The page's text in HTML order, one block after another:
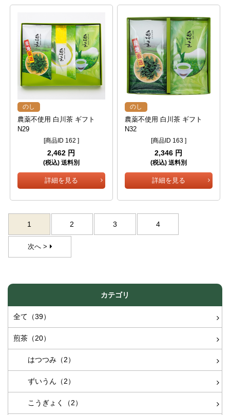
のし
農薬不使用 白川茶 ギフト
N29
[商品ID 162 ]
2,462 円
(税込) 送料別
詳細を見る
のし
農薬不使用 白川茶 ギフト
N32
[商品ID 163 ]
2,346 円
(税込) 送料別
詳細を見る
1 2 3 4
次へ >
カテゴリ
全て（39）
煎茶（20）
はつつみ（2）
ずいうん（2）
こうぎょく（2）